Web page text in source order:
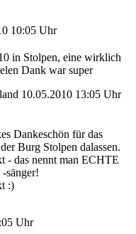
10:05 Uhr
in Stolpen, eine wirklich
Dank war super
10.05.2010 13:05 Uhr
Dankeschön für das
Burg Stolpen dalassen.
- das nennt man ECHTE
sänger!
:)
Uhr